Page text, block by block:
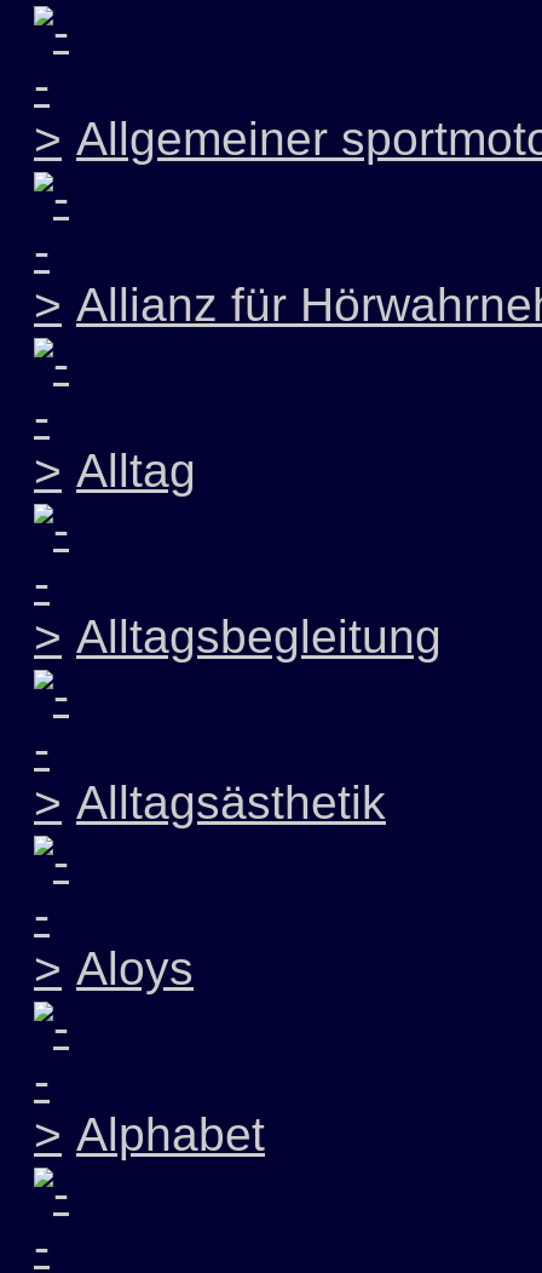
Allgemeiner
Allianz für
Alltag
Alltagsbegleitung
Alltagsästhetik
Aloys
Alphabet